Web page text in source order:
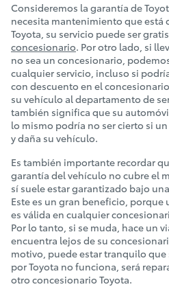
Consideremos la garantía de
necesita mantenimiento que está
Toyota, su servicio puede ser
concesionario. Por otro lado, si
no sea un concesionario,
cualquier servicio, incluso si
con descuento en el
su vehículo al departamento de
también significa que su
lo mismo podría no ser cierto si
y daña su vehículo.
Es también importante recordar
garantía del vehículo no cubre el
sí suele estar garantizado bajo
Este es un gran beneficio, porque
es válida en cualquier
Por lo tanto, si se muda, hace un
encuentra lejos de su
motivo, puede estar tranquilo
por Toyota no funciona, será
otro concesionario Toyota.